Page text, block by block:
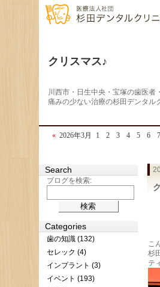
クリスマス♪
川西市・日生中央・宝塚の歯医者
痛みの少ない治療の杉田デンタル
« 2026年3月 1 2 3 4 5 6 7
こ
杉
テ
Search
ブログを検索:
Categories
歯の知識 (132)
セレック (4)
インプラント (3)
イベント (193)